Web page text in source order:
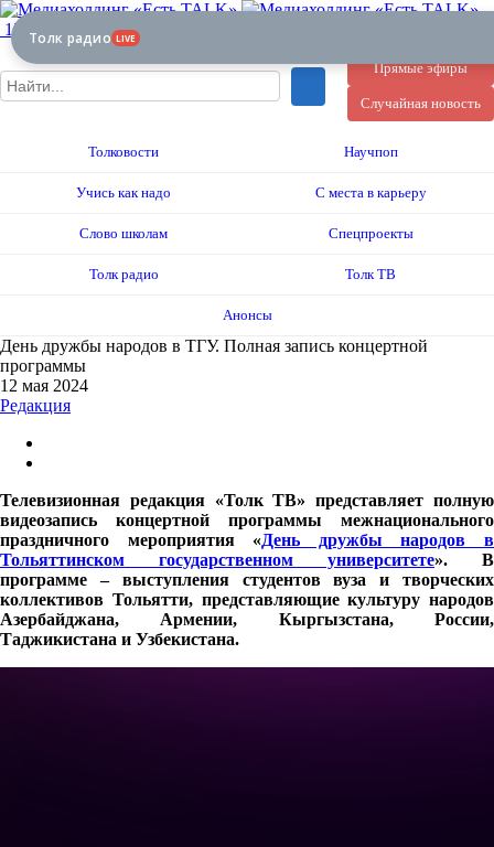
12+
Прямые эфиры
Случайная новость
Толковости Научпоп
Учись как надо С места в карьеру
Слово школам Спецпроекты
Толк радио Толк ТВ
Анонсы
День дружбы народов в ТГУ. Полная запись концертной
программы
12 мая 2024
Редакция
Телевизионная редакция «Толк ТВ» представляет полную
видеозапись концертной программы межнационального
праздничного мероприятия «День дружбы народов в
Тольяттинском государственном университете». В
программе – выступления студентов вуза и творческих
коллективов Тольятти, представляющие культуру народов
Азербайджана, Армении, Кыргызстана, России,
Таджикистана и Узбекистана.
Толк радио LIVE